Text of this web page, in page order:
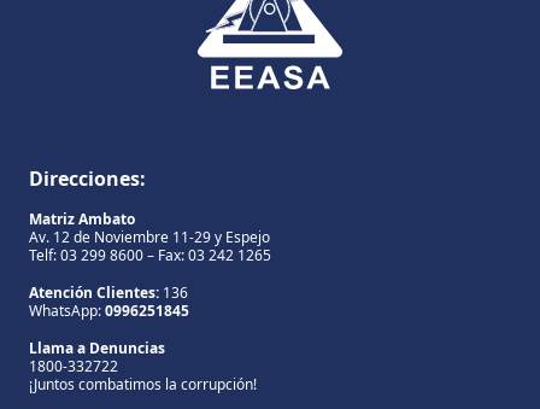
Direcciones:
Matriz Ambato
Av. 12 de Noviembre 11-29 y Espejo
Telf: 03 299 8600 – Fax: 03 242 1265
Atención Clientes: 136
WhatsApp:0996251845
Llama a Denuncias
1800-332722
¡Juntos combatimos la corrupción!